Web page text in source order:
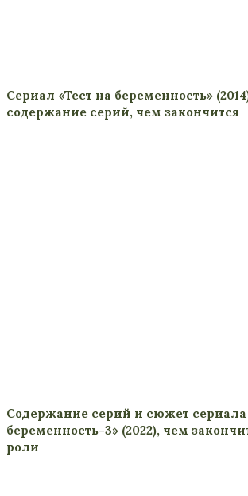
Сериал «Тест на беременность»
содержание серий, чем закончится
Содержание серий и сюжет сериала
беременность-3» (2022), чем
роли